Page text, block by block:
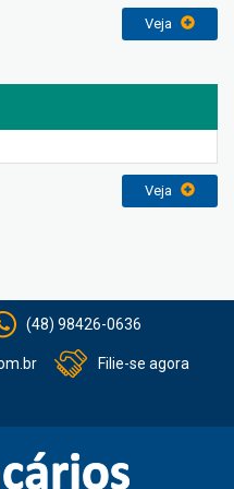
Veja
Veja
(48) 98426-0636
Filie-se agora